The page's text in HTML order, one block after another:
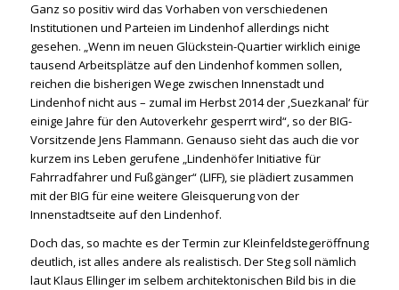
Ganz so positiv wird das Vorhaben von verschiedenen
Institutionen und Parteien im Lindenhof allerdings nicht
gesehen. „Wenn im neuen Glückstein-Quartier wirklich einige
tausend Arbeitsplätze auf den Lindenhof kommen sollen,
reichen die bisherigen Wege zwischen Innenstadt und
Lindenhof nicht aus – zumal im Herbst 2014 der ‚Suezkanal‘ für
einige Jahre für den Autoverkehr gesperrt wird“, so der BIG-
Vorsitzende Jens Flammann. Genauso sieht das auch die vor
kurzem ins Leben gerufene „Lindenhöfer Initiative für
Fahrradfahrer und Fußgänger“ (LIFF), sie plädiert zusammen
mit der BIG für eine weitere Gleisquerung von der
Innenstadtseite auf den Lindenhof.
Doch das, so machte es der Termin zur Kleinfeldstegeröffnung
deutlich, ist alles andere als realistisch. Der Steg soll nämlich
laut Klaus Ellinger im selbem architektonischen Bild bis in die